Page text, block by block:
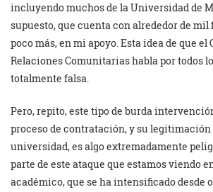
incluyendo muchos de la Universidad de
supuesto, que cuenta con alrededor de mil
poco más, en mi apoyo. Esta idea de que el
Relaciones Comunitarias habla por todos
totalmente falsa.
Pero, repito, este tipo de burda
proceso de contratación, y su legitimación
universidad, es algo extremadamente
parte de este ataque que estamos viendo
académico, que se ha intensificado desde